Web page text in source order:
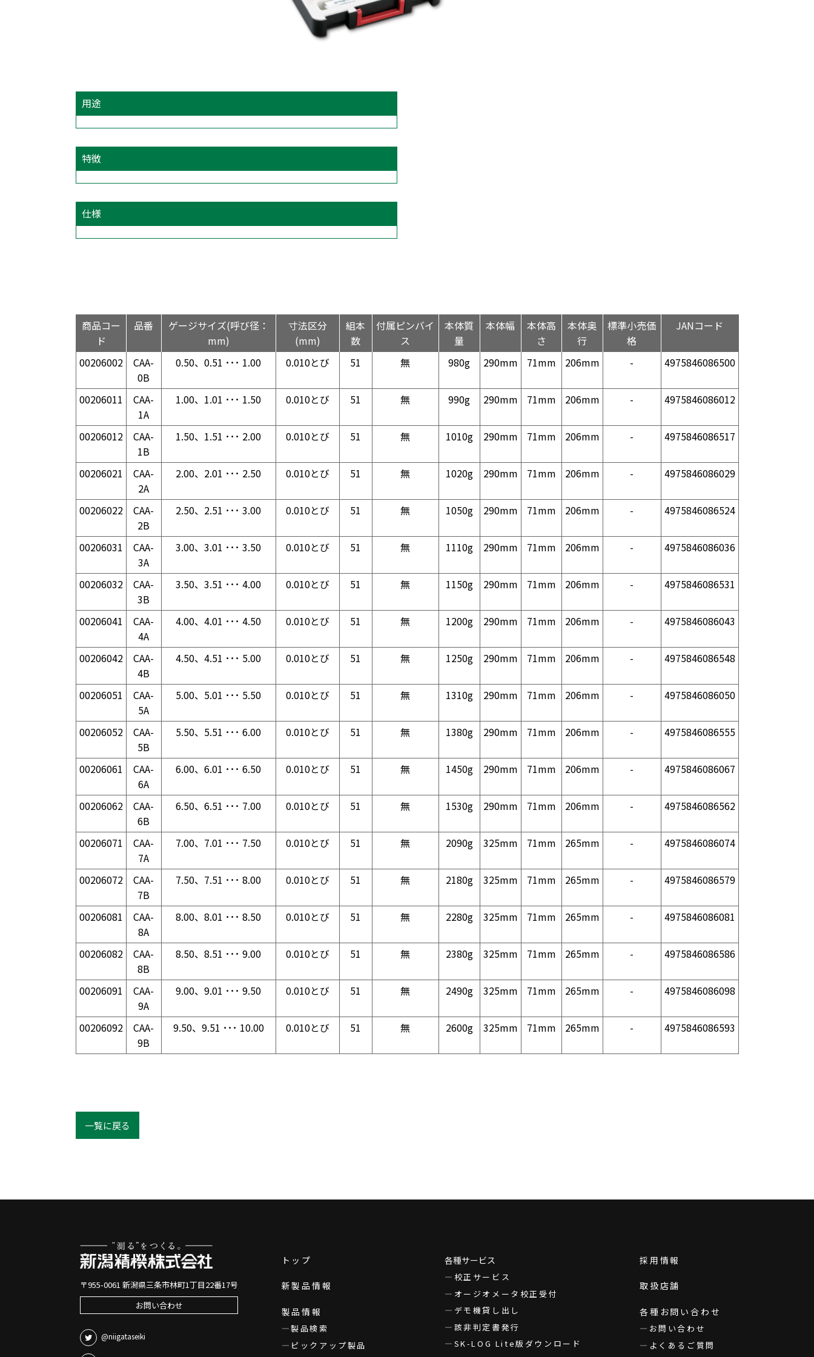
用途
特徴
仕様
商品コー
ド
品番
ゲージサイズ(呼び径：
mm)
寸法区分
(mm)
組本
数
付属ピンバイ
ス
本体質
量
本体幅
本体高
さ
本体奥
行
標準小売価
格
JANコード
00206002
CAA-
0B
0.50、0.51 ･･･ 1.00 0.010とび 51 無 980g 290mm 71mm 206mm - 4975846086500
00206011
CAA-
1A
1.00、1.01 ･･･ 1.50 0.010とび 51 無 990g 290mm 71mm 206mm - 4975846086012
00206012
CAA-
1B
1.50、1.51 ･･･ 2.00 0.010とび 51 無 1010g 290mm 71mm 206mm - 4975846086517
00206021
CAA-
2A
2.00、2.01 ･･･ 2.50 0.010とび 51 無 1020g 290mm 71mm 206mm - 4975846086029
00206022
CAA-
2B
2.50、2.51 ･･･ 3.00 0.010とび 51 無 1050g 290mm 71mm 206mm - 4975846086524
00206031
CAA-
3A
3.00、3.01 ･･･ 3.50 0.010とび 51 無 1110g 290mm 71mm 206mm - 4975846086036
00206032
CAA-
3B
3.50、3.51 ･･･ 4.00 0.010とび 51 無 1150g 290mm 71mm 206mm - 4975846086531
00206041
CAA-
4A
4.00、4.01 ･･･ 4.50 0.010とび 51 無 1200g 290mm 71mm 206mm - 4975846086043
00206042
CAA-
4B
4.50、4.51 ･･･ 5.00 0.010とび 51 無 1250g 290mm 71mm 206mm - 4975846086548
00206051
CAA-
5A
5.00、5.01 ･･･ 5.50 0.010とび 51 無 1310g 290mm 71mm 206mm - 4975846086050
00206052
CAA-
5B
5.50、5.51 ･･･ 6.00 0.010とび 51 無 1380g 290mm 71mm 206mm - 4975846086555
00206061
CAA-
6A
6.00、6.01 ･･･ 6.50 0.010とび 51 無 1450g 290mm 71mm 206mm - 4975846086067
00206062
CAA-
6B
6.50、6.51 ･･･ 7.00 0.010とび 51 無 1530g 290mm 71mm 206mm - 4975846086562
00206071
CAA-
7A
7.00、7.01 ･･･ 7.50 0.010とび 51 無 2090g 325mm 71mm 265mm - 4975846086074
00206072
CAA-
7B
7.50、7.51 ･･･ 8.00 0.010とび 51 無 2180g 325mm 71mm 265mm - 4975846086579
00206081
CAA-
8A
8.00、8.01 ･･･ 8.50 0.010とび 51 無 2280g 325mm 71mm 265mm - 4975846086081
00206082
CAA-
8B
8.50、8.51 ･･･ 9.00 0.010とび 51 無 2380g 325mm 71mm 265mm - 4975846086586
00206091
CAA-
9A
9.00、9.01 ･･･ 9.50 0.010とび 51 無 2490g 325mm 71mm 265mm - 4975846086098
00206092
CAA-
9B
9.50、9.51 ･･･ 10.00 0.010とび 51 無 2600g 325mm 71mm 265mm - 4975846086593
一覧に戻る
〒955-0061 新潟県三条市林町1丁目22番17号
お問い合わせ
@niigataseiki
トップ
新製品情報
製品情報
製品検索
ピックアップ製品
各種サービス
校正サービス
オージオメータ校正受付
デモ機貸し出し
該非判定書発行
SK-LOG Lite版ダウンロード
採用情報
取扱店舗
各種お問い合わせ
お問い合わせ
よくあるご質問